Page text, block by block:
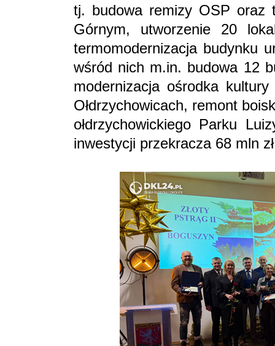
tj. budowa remizy OSP oraz
Górnym, utworzenie 20
termomodernizacja budynku
wśród nich m.in. budowa 12
modernizacja ośrodka
Ołdrzychowicach, remont
ołdrzychowickiego Parku
inwestycji przekracza 68 mln